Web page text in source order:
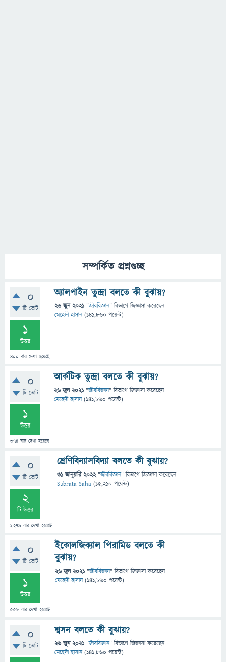
সম্পর্কিত প্রশ্নগুচ্ছ
0
টি ভোট
1
উত্তর
400 বার দেখা হয়েছে
অ্যালপাইন তুন্দ্রা বলতে কী বুঝায়?
26 জুন 2021 "জীববিজ্ঞান" বিভাগে জিজ্ঞাসাকরেছেন
মেহেদী হাসান (141,860 পয়েন্ট)
0
টি ভোট
1
উত্তর
374 বার দেখা হয়েছে
আর্কটিক তুন্দ্রা বলতে কী বুঝায়?
26 জুন 2021 "জীববিজ্ঞান" বিভাগে জিজ্ঞাসাকরেছেন
মেহেদী হাসান (141,860 পয়েন্ট)
0
টি ভোট
2
টি উত্তর
1,279 বার দেখা হয়েছে
শ্রেণিবিন্যাসবিদ্যা বলতে কী বুঝায়?
31 জানুয়ারি 2022 "জীববিজ্ঞান" বিভাগে জিজ্ঞাসাকরেছেন
Subrata Saha (15,210 পয়েন্ট)
0
টি ভোট
1
উত্তর
558 বার দেখা হয়েছে
ইকোলজিক্যাল পিরামিড বলতে কী
বুঝায়?
26 জুন 2021 "জীববিজ্ঞান" বিভাগে জিজ্ঞাসাকরেছেন
মেহেদী হাসান (141,860 পয়েন্ট)
0
টি ভোট
শ্বসন বলতে কী বুঝায়?
26 জুন 2021 "জীববিজ্ঞান" বিভাগে জিজ্ঞাসাকরেছেন
মেহেদী হাসান (141,860 পয়েন্ট)